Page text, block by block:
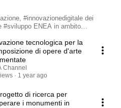
#innovazionedigitale dei
#sviluppo ENEA in ambito
tecnologica per la
di opere d'arte
Channel
1 year ago
di ricerca per
i monumenti in